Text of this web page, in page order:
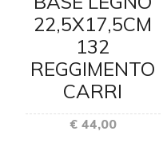
22,5X17,5CM
132
REGGIMENTO
CARRI
€ 44,00